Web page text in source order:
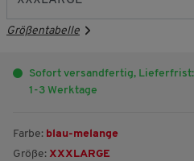
Größentabelle
Sofort versandfertig, Lieferfrist:
1-3 Werktage
Farbe: blau-melange
Größe: XXXLARGE